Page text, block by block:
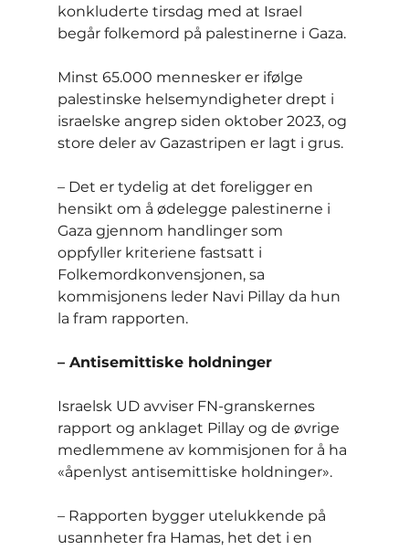
konkluderte tirsdag med at Israel
begår folkemord på palestinerne i Gaza.
Minst 65.000 mennesker er ifølge
palestinske helsemyndigheter drept i
israelske angrep siden oktober 2023, og
store deler av Gazastripen er lagt i grus.
– Det er tydelig at det foreligger en
hensikt om å ødelegge palestinerne i
Gaza gjennom handlinger som
oppfyller kriteriene fastsatt i
Folkemordkonvensjonen, sa
kommisjonens leder Navi Pillay da hun
la fram rapporten.
– Antisemittiske holdninger
Israelsk UD avviser FN-granskernes
rapport og anklaget Pillay og de øvrige
medlemmene av kommisjonen for å ha
«åpenlyst antisemittiske holdninger».
– Rapporten bygger utelukkende på
usannheter fra Hamas, het det i en